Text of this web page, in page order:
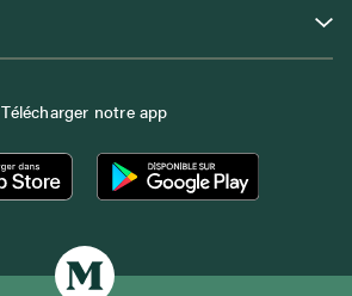
Télécharger notre app